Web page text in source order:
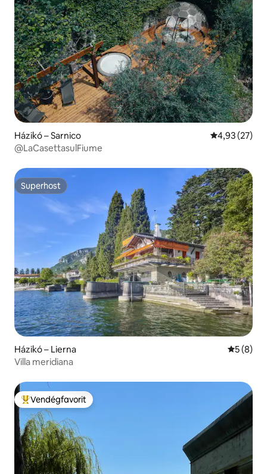
Házikó – Sarnico Átlagos
4,93 (27)
@LaCasettasulFiume
Superhost
Superhost
Házikó – Lierna Átlagos
5 (8)
Villa meridiana
Kiemelt vendégfavorit
Vendégfavorit